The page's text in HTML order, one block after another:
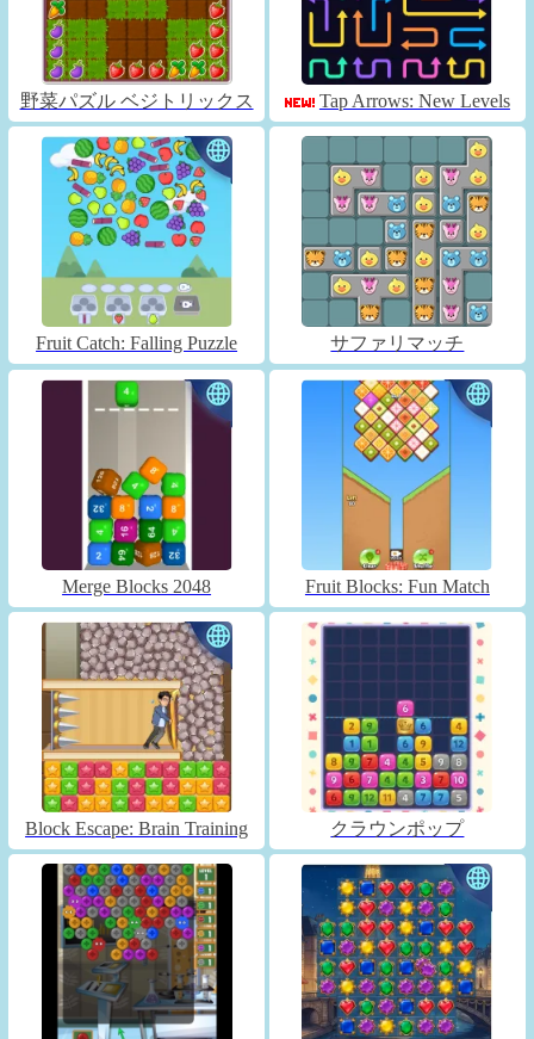
野菜パズル ベジトリックス Tap Arrows: New Levels
Fruit Catch: Falling Puzzle サファリマッチ
Merge Blocks 2048 Fruit Blocks: Fun Match
Block Escape: Brain Training クラウンポップ